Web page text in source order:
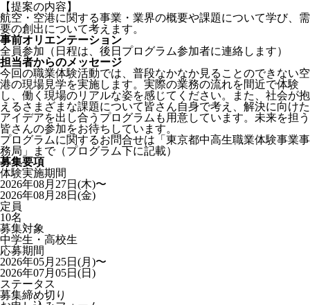
【提案の内容】
航空・空港に関する事業・業界の概要や課題について学び、需
要の創出について考えます。
事前オリエンテーション
全員参加（日程は、後日プログラム参加者に連絡します）
担当者からのメッセージ
今回の職業体験活動では、普段なかなか見ることのできない空
港の現場見学を実施します。実際の業務の流れを間近で体験
し、働く現場のリアルな姿を感じてください。また、社会が抱
えるさまざまな課題について皆さん自身で考え、解決に向けた
アイデアを出し合うプログラムも用意しています。未来を担う
皆さんの参加をお待ちしています。
プログラムに関するお問合せは「東京都中高生職業体験事業事
務局」まで（プログラム下に記載）
募集要項
体験実施期間
2026年08月27日(木)〜
2026年08月28日(金)
定員
10名
募集対象
中学生・高校生
応募期間
2026年05月25日(月)〜
2026年07月05日(日)
ステータス
募集締め切り